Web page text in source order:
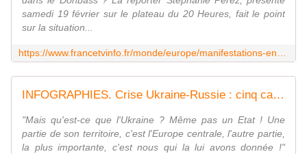
samedi 19 février sur le plateau du 20 Heures, fait le point
sur la situation...
INFOGRAPHIES. Crise Ukraine-Russie : cinq cartes pour comprendre le conflit et ses origines
"Mais qu'est-ce que l'Ukraine ? Même pas un Etat ! Une
partie de son territoire, c'est l'Europe centrale, l'autre partie,
la plus importante, c'est nous qui la lui avons donnée !"